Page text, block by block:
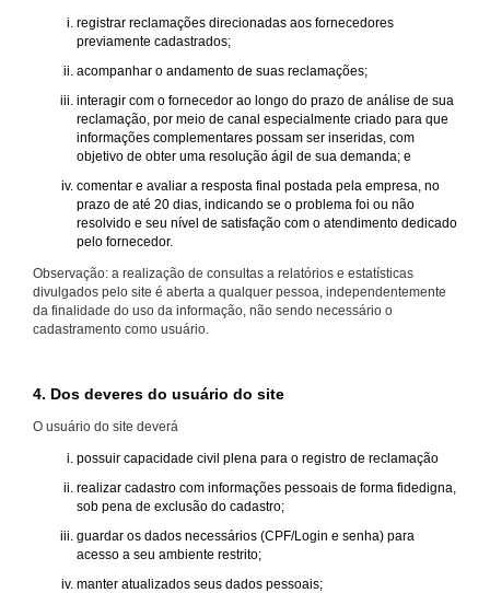
registrar reclamações direcionadas aos fornecedores
previamente cadastrados;
acompanhar o andamento de suas reclamações;
interagir com o fornecedor ao longo do prazo de análise de sua
reclamação, por meio de canal especialmente criado para que
informações complementares possam ser inseridas, com
objetivo de obter uma resolução ágil de sua demanda; e
comentar e avaliar a resposta final postada pela empresa, no
prazo de até 20 dias, indicando se o problema foi ou não
resolvido e seu nível de satisfação com o atendimento dedicado
pelo fornecedor.
Observação: a realização de consultas a relatórios e estatísticas
divulgados pelo site é aberta a qualquer pessoa, independentemente
da finalidade do uso da informação, não sendo necessário o
cadastramento como usuário.
4. Dos deveres do usuário do site
O usuário do site deverá
possuir capacidade civil plena para o registro de reclamação
realizar cadastro com informações pessoais de forma fidedigna,
sob pena de exclusão do cadastro;
guardar os dados necessários (CPF/Login e senha) para
acesso a seu ambiente restrito;
manter atualizados seus dados pessoais;